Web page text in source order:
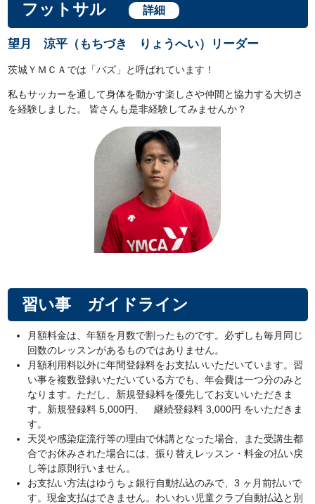
フットサル 詳細
望月 涼平（もちづき りょうへい）リーダー
茨城ＹＭＣＡでは「バズ」と呼ばれています！
私もサッカーを通して身体を動かす楽しさや仲間と協力する大切さ
を経験しました。 皆さんも是非経験してみませんか？
習い事 ガイドライン
月額料金は、年額を月数で割ったものです。必ずしも毎月同じ
回数のレッスンがあるものではありません。
月額利用料以外に年間登録料をお支払いいただいています。習
い事を複数登録いただいている方でも、年会費は一つ分のみと
なります。ただし、新規登録料を優先してお支いいただきま
す。新規登録料 5,000円、 継続登録料 3,000円 をいただきま
す。
天災や感染症流行等の理由で休講となった場合、また受講生都
合でお休みされた場合には、振り替えレッスン・料金の払い戻
し等は原則行いません。
お支払い方法はゆうちょ銀行自動払込のみで、3 ヶ月前払いで
す。現金支払はできません。わいわい児童クラブ自動払込と別